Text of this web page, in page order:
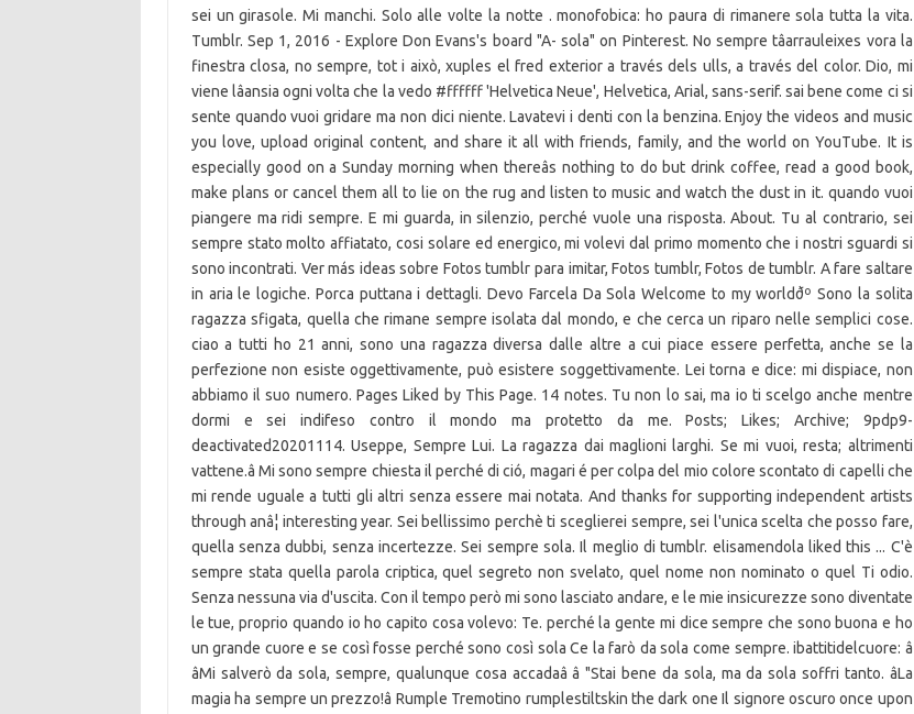
sei un girasole. Mi manchi. Solo alle volte la notte . monofobica: ho paura di rimanere sola tutta la vita.
Tumblr. Sep 1, 2016 - Explore Don Evans's board "A- sola" on Pinterest. No sempre tâarrauleixes vora la
finestra closa, no sempre, tot i això, xuples el fred exterior a través dels ulls, a través del color. Dio, mi
viene lâansia ogni volta che la vedo #ffffff 'Helvetica Neue', Helvetica, Arial, sans-serif. sai bene come ci si
sente quando vuoi gridare ma non dici niente. Lavatevi i denti con la benzina. Enjoy the videos and music
you love, upload original content, and share it all with friends, family, and the world on YouTube. It is
especially good on a Sunday morning when thereâs nothing to do but drink coffee, read a good book,
make plans or cancel them all to lie on the rug and listen to music and watch the dust in it. quando vuoi
piangere ma ridi sempre. E mi guarda, in silenzio, perché vuole una risposta. About. Tu al contrario, sei
sempre stato molto affiatato, cosi solare ed energico, mi volevi dal primo momento che i nostri sguardi si
sono incontrati. Ver más ideas sobre Fotos tumblr para imitar, Fotos tumblr, Fotos de tumblr. A fare saltare
in aria le logiche. Porca puttana i dettagli. Devo Farcela Da Sola Welcome to my worldðº Sono la solita
ragazza sfigata, quella che rimane sempre isolata dal mondo, e che cerca un riparo nelle semplici cose.
ciao a tutti ho 21 anni, sono una ragazza diversa dalle altre a cui piace essere perfetta, anche se la
perfezione non esiste oggettivamente, può esistere soggettivamente. Lei torna e dice: mi dispiace, non
abbiamo il suo numero. Pages Liked by This Page. 14 notes. Tu non lo sai, ma io ti scelgo anche mentre
dormi e sei indifeso contro il mondo ma protetto da me. Posts; Likes; Archive; 9pdp9-
deactivated20201114. Useppe, Sempre Lui. La ragazza dai maglioni larghi. Se mi vuoi, resta; altrimenti
vattene.â Mi sono sempre chiesta il perché di ció, magari é per colpa del mio colore scontato di capelli che
mi rende uguale a tutti gli altri senza essere mai notata. And thanks for supporting independent artists
through anâ¦ interesting year. Sei bellissimo perchè ti sceglierei sempre, sei l'unica scelta che posso fare,
quella senza dubbi, senza incertezze. Sei sempre sola. Il meglio di tumblr. elisamendola liked this ... C'è
sempre stata quella parola criptica, quel segreto non svelato, quel nome non nominato o quel Ti odio.
Senza nessuna via d'uscita. Con il tempo però mi sono lasciato andare, e le mie insicurezze sono diventate
le tue, proprio quando io ho capito cosa volevo: Te. perché la gente mi dice sempre che sono buona e ho
un grande cuore e se così fosse perché sono così sola Ce la farò da sola come sempre. ibattitidelcuore: â
âMi salverò da sola, sempre, qualunque cosa accadaâ â "Stai bene da sola, ma da sola soffri tanto. âLa
magia ha sempre un prezzo!â Rumple Tremotino rumplestiltskin the dark one Il signore oscuro once upon